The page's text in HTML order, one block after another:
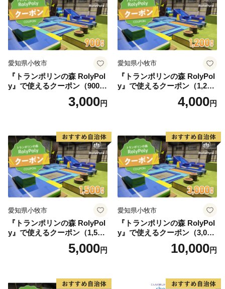
愛知県小牧市
『トランポリンの森 RolyPol
y』で使えるクーポン（900
3,000円
愛知県小牧市
『トランポリンの森 RolyPol
y』で使えるクーポン（1,200
4,000円
愛知県小牧市
『トランポリンの森 RolyPol
y』で使えるクーポン（1,500
5,000円
愛知県小牧市
『トランポリンの森 RolyPol
y』で使えるクーポン（3,000
10,000円